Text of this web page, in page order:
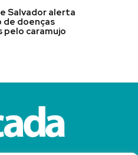
Salvador alerta
de doenças
caramujo